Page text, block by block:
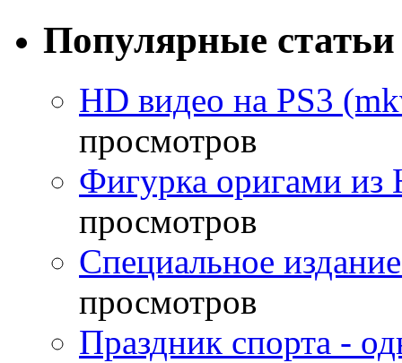
Популярные статьи
HD видео на PS3
просмотров
Фигурка оригами из
просмотров
Специальное
просмотров
Праздник спорта -